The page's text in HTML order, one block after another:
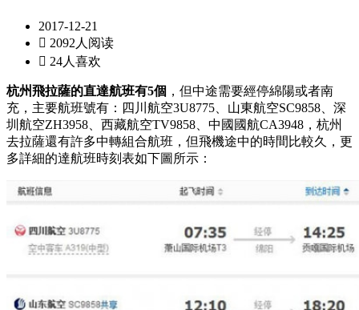
2017-12-21
 2092人阅读
 24人喜欢
杭州飛拉薩的直達航班有5個 ，但中途需要經停綿陽或者南
充，主要航班號有：四川航空3U8775、山東航空SC9858、深
圳航空ZH3958、西藏航空TV9858、中國國航CA3948，杭州
去拉薩還有許多中轉組合航班，但飛機途中的時間比較久，更
多詳細的達航班時刻表如下圖所示：